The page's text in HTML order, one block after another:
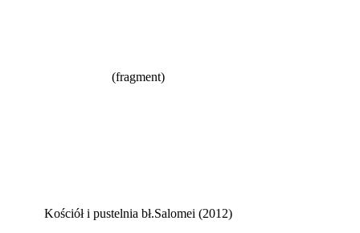
(fragment)
Kościół i pustelnia bł.Salomei (2012)